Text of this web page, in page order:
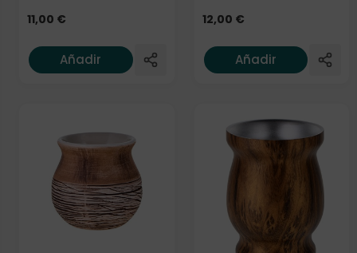
11,00 €
Añadir
12,00 €
Añadir